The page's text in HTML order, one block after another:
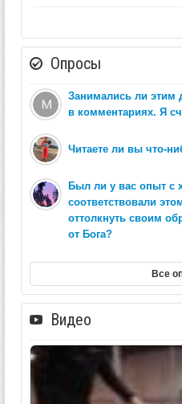
Опросы
Занимались ли этим
в комментариях. Я
Читаете ли вы что-
Был ли у вас опыт с
соответствовали
оттолкнуть своим
от Бога?
Все
Видео